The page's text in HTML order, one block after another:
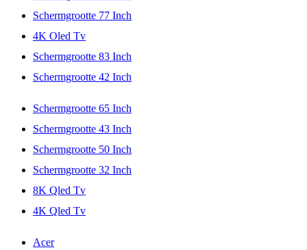
Schermgrootte 77 Inch
4K Oled Tv
Schermgrootte 83 Inch
Schermgrootte 42 Inch
Schermgrootte 65 Inch
Schermgrootte 43 Inch
Schermgrootte 50 Inch
Schermgrootte 32 Inch
8K Qled Tv
4K Qled Tv
Acer